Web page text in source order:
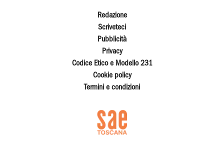
Redazione
Scriveteci
Pubblicità
Privacy
Codice Etico e Modello 231
Cookie policy
Termini e condizioni